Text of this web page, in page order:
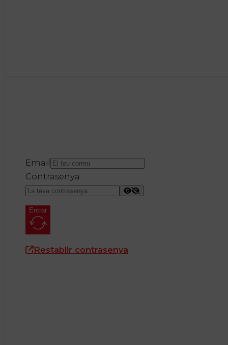
Email
Contrasenya
Entrar
Restablir contrasenya